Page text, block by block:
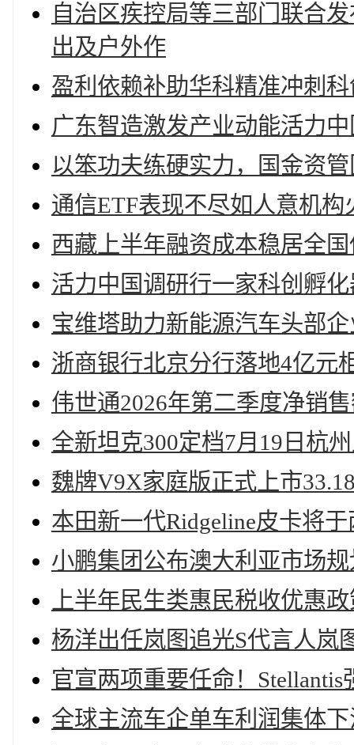
自治区疾控局等三部门联合
出及户外作
盈利依赖补助华科精准冲刺
广东智造激发产业动能活力
以笨功夫练硬实力，国金资
通信ETF表现不尽如人意机
西藏上半年融资成本稳居全
活力中国调研行一家科创孵
宝维塔助力新能源汽车头部
浙商银行北京分行落地4亿元
伟世通2026年第二季度净销
全新坦克300定档7月19日杭
魏牌V9X家庭版正式上市
本田新一代Ridgeline皮卡将
小鹏集团公布澳大利亚市场
上半年民生类惠民税收优惠
杨洋出任岚图追光S代言人岚
官宣两项重要任命！
全球主流车企单车利润集体